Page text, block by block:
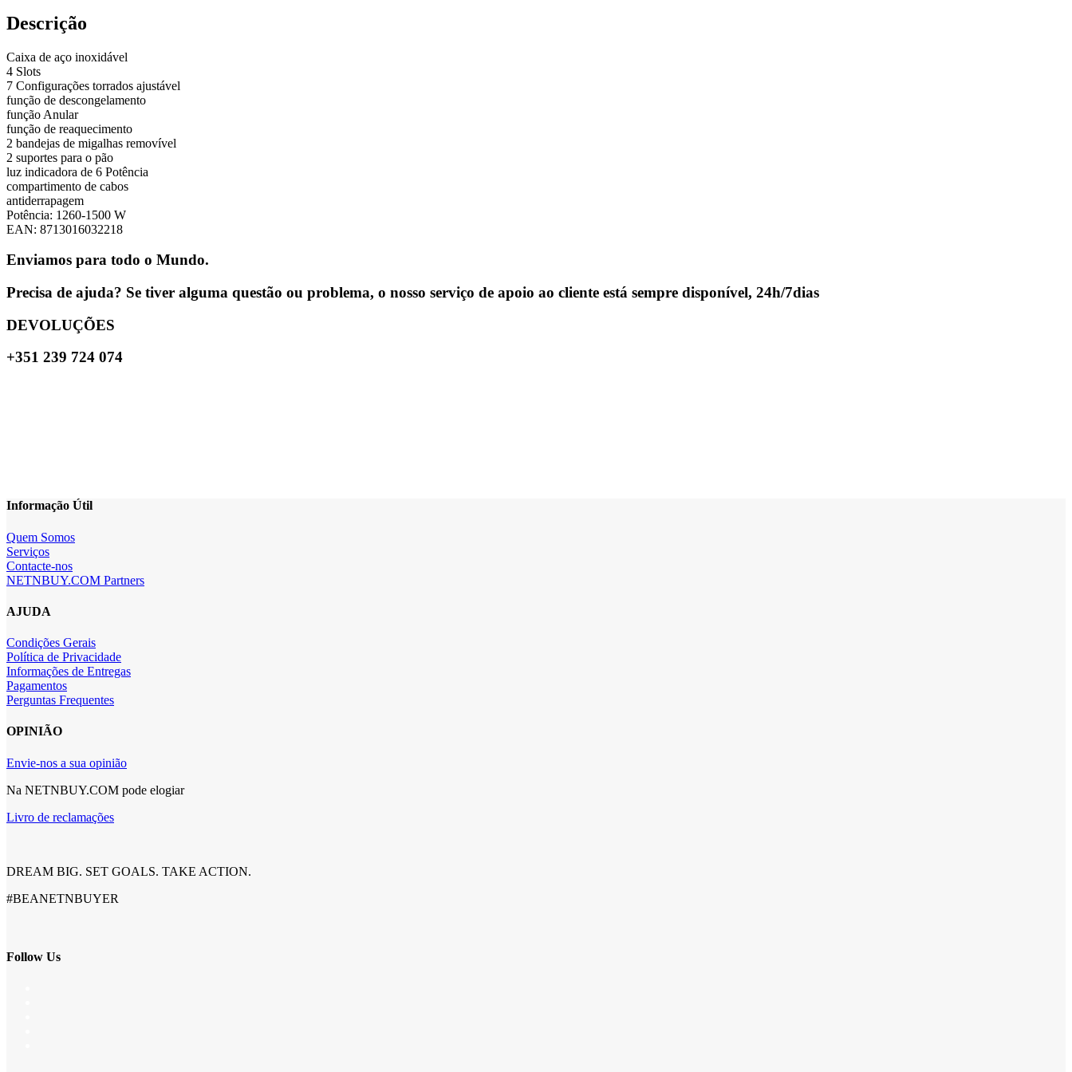
Descrição
Caixa de aço inoxidável
4 Slots
7 Configurações torrados ajustável
função de descongelamento
função Anular
função de reaquecimento
2 bandejas de migalhas removível
2 suportes para o pão
luz indicadora de 6 Potência
compartimento de cabos
antiderrapagem
Potência: 1260-1500 W
EAN: 8713016032218
Enviamos para todo o Mundo.
Precisa de ajuda? Se tiver alguma questão ou problema, o nosso serviço de apoio ao cliente está sempre disponível, 24h/7dias
DEVOLUÇÕES
+351 239 724 074
Informação Útil
Quem Somos
Serviços
Contacte-nos
NETNBUY.COM Partners
AJUDA
Condições Gerais
Política de Privacidade
Informações de Entregas
Pagamentos
Perguntas Frequentes
OPINIÃO
Envie-nos a sua opinião
Na NETNBUY.COM pode elogiar
Livro de reclamações
DREAM BIG. SET GOALS. TAKE ACTION.
#BEANETNBUYER
Follow Us